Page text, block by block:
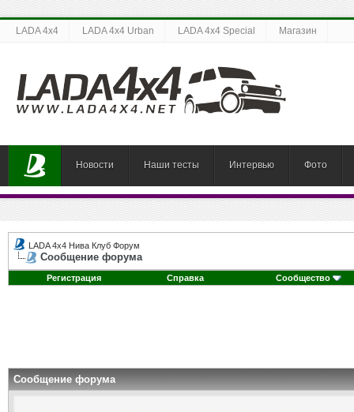
LADA 4x4 LADA 4x4 Urban LADA 4x4 Special Магазин
Новости Наши тесты Интервью Фото
LADA 4x4 Нива Клуб Форум
Сообщение форума
Регистрация Справка Сообщество
Сообщение форума